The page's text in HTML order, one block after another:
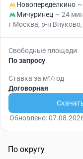
Новопеределкино
Мичуринец ~ 24
г Москва, р-н
Свободные площади
По запросу
Ставка за м²/год
Договорная
Обновлено:
По округу